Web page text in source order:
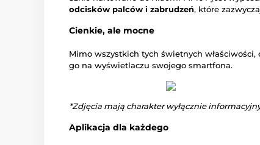
odcisków palców i zabrudzeń, które
Cienkie, ale mocne
Mimo wszystkich tych świetnych
go na wyświetlaczu swojego smartfona.
*Zdjęcia mają charakter wyłącznie
Aplikacja dla każdego